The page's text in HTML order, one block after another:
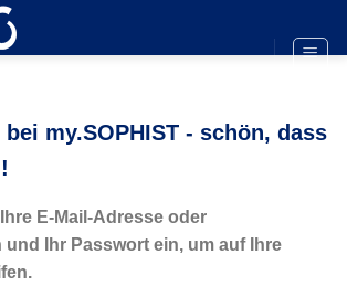
my.SOPHIST - schön, dass
E-Mail-Adresse oder
und Ihr Passwort ein, um auf Ihre